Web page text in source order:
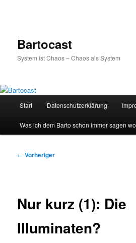
Bartocast
System ist Chaos – Chaos als System
Start Datenschutzerklärung
Was ich dem Barto schon immer sagen
Beitragsnavigation
← Vorheriger
Nur kurz (1): Die
Illuminaten?